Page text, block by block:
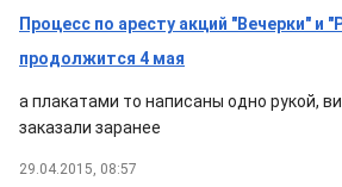
Процесс по аресту акций "Вечерки" и
продолжится 4 мая
а плакатами то написаны одно рукой,
заказали заранее
29.04.2015, 08:57